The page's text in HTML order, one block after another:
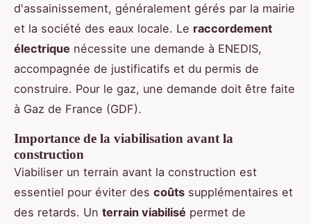
d'assainissement, généralement gérés par la mairie
et la société des eaux locale. Le raccordement
électrique nécessite une demande à ENEDIS,
accompagnée de justificatifs et du permis de
construire. Pour le gaz, une demande doit être faite
à Gaz de France (GDF).
Importance de la viabilisation avant la
construction
Viabiliser un terrain avant la construction est
essentiel pour éviter des coûts supplémentaires et
des retards. Un terrain viabilisé permet de